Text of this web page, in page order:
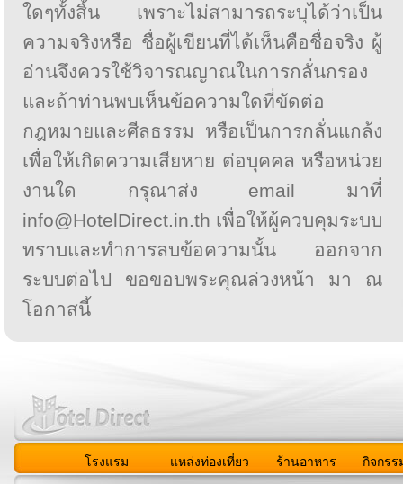
ใดๆทั้งสิ้น เพราะไม่สามารถระบุได้ว่าเป็น
ความจริงหรือ ชื่อผู้เขียนที่ได้เห็นคือชื่อจริง ผู้
อ่านจึงควรใช้วิจารณญาณในการกลั่นกรอง
และถ้าท่านพบเห็นข้อความใดที่ขัดต่อ
กฎหมายและศีลธรรม หรือเป็นการกลั่นแกล้ง
เพื่อให้เกิดความเสียหาย ต่อบุคคล หรือหน่วย
งานใด กรุณาส่ง email มาที่
info@HotelDirect.in.th เพื่อให้ผู้ควบคุมระบบ
ทราบและทำการลบข้อความนั้น ออกจาก
ระบบต่อไป ขอขอบพระคุณล่วงหน้า มา ณ
โอกาสนี้
โรงแรม แหล่งท่องเที่ยว ร้านอาหาร กิจกรร